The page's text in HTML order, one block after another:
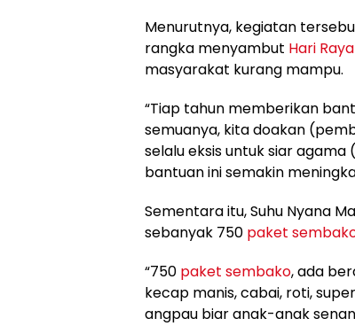
Menurutnya, kegiatan
rangka menyambut Hari
masyarakat kurang mampu.
“Tiap tahun memberikan
semuanya, kita doakan
selalu eksis untuk siar
bantuan ini semakin
Sementara itu, Suhu Nyana
sebanyak 750 paket
“750 paket sembako, ada
kecap manis, cabai, roti,
angpau biar anak-anak